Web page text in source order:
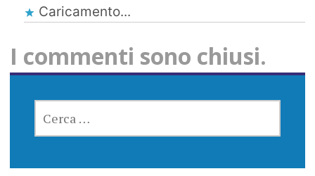
Caricamento...
I commenti sono chiusi.
PER: